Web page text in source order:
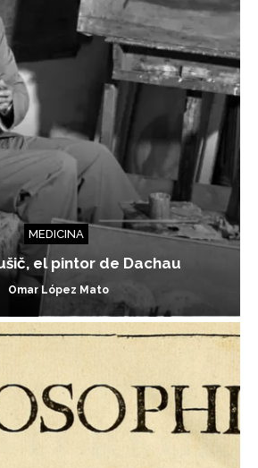
MEDICINA
el pintor de Dachau
Omar López Mato